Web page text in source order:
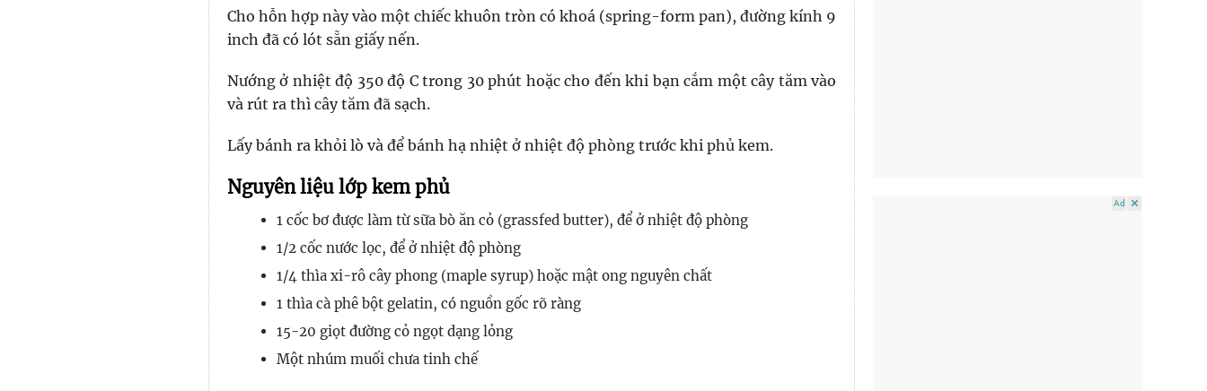
Cho hỗn hợp này vào một chiếc khuôn tròn có khoá (spring-form pan), đường kính 9
inch đã có lót sẵn giấy nến.
Nướng ở nhiệt độ 350 độ C trong 30 phút hoặc cho đến khi bạn cắm một cây tăm vào
và rút ra thì cây tăm đã sạch.
Lấy bánh ra khỏi lò và để bánh hạ nhiệt ở nhiệt độ phòng trước khi phủ kem.
Nguyên liệu lớp kem phủ
1 cốc bơ được làm từ sữa bò ăn cỏ (grassfed butter), để ở nhiệt độ phòng
1/2 cốc nước lọc, để ở nhiệt độ phòng
1/4 thìa xi-rô cây phong (maple syrup) hoặc mật ong nguyên chất
1 thìa cà phê bột gelatin, có nguồn gốc rõ ràng
15-20 giọt đường cỏ ngọt dạng lỏng
Một nhúm muối chưa tinh chế
Ad